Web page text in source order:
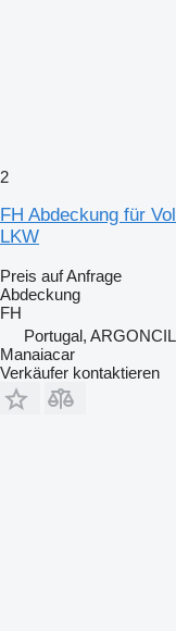
2
FH Abdeckung für
LKW
Preis auf Anfrage
Abdeckung
FH
Portugal,
Manaiacar
Verkäufer kontaktieren